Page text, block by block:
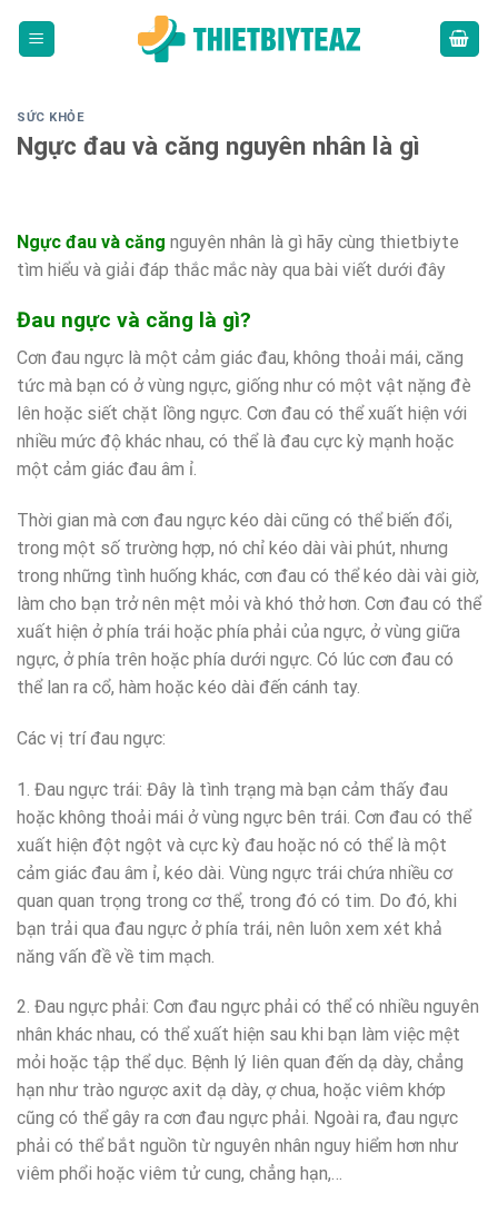
SỨC KHỎE
Ngực đau và căng nguyên nhân là gì
Ngực đau và căng nguyên nhân là gì hãy cùng thietbiyte
tìm hiểu và giải đáp thắc mắc này qua bài viết dưới đây
Đau ngực và căng là gì?
Cơn đau ngực là một cảm giác đau, không thoải mái, căng
tức mà bạn có ở vùng ngực, giống như có một vật nặng đè
lên hoặc siết chặt lồng ngực. Cơn đau có thể xuất hiện với
nhiều mức độ khác nhau, có thể là đau cực kỳ mạnh hoặc
một cảm giác đau âm ỉ.
Thời gian mà cơn đau ngực kéo dài cũng có thể biến đổi,
trong một số trường hợp, nó chỉ kéo dài vài phút, nhưng
trong những tình huống khác, cơn đau có thể kéo dài vài giờ,
làm cho bạn trở nên mệt mỏi và khó thở hơn. Cơn đau có thể
xuất hiện ở phía trái hoặc phía phải của ngực, ở vùng giữa
ngực, ở phía trên hoặc phía dưới ngực. Có lúc cơn đau có
thể lan ra cổ, hàm hoặc kéo dài đến cánh tay.
Các vị trí đau ngực:
1. Đau ngực trái: Đây là tình trạng mà bạn cảm thấy đau
hoặc không thoải mái ở vùng ngực bên trái. Cơn đau có thể
xuất hiện đột ngột và cực kỳ đau hoặc nó có thể là một
cảm giác đau âm ỉ, kéo dài. Vùng ngực trái chứa nhiều cơ
quan quan trọng trong cơ thể, trong đó có tim. Do đó, khi
bạn trải qua đau ngực ở phía trái, nên luôn xem xét khả
năng vấn đề về tim mạch.
2. Đau ngực phải: Cơn đau ngực phải có thể có nhiều nguyên
nhân khác nhau, có thể xuất hiện sau khi bạn làm việc mệt
mỏi hoặc tập thể dục. Bệnh lý liên quan đến dạ dày, chẳng
hạn như trào ngược axit dạ dày, ợ chua, hoặc viêm khớp
cũng có thể gây ra cơn đau ngực phải. Ngoài ra, đau ngực
phải có thể bắt nguồn từ nguyên nhân nguy hiểm hơn như
viêm phổi hoặc viêm tử cung, chẳng hạn,…